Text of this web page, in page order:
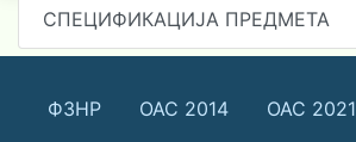
СПЕЦИФИКАЦИЈА ПРЕДМЕТА
ФЗНР ОАС 2014 ОАС 2021